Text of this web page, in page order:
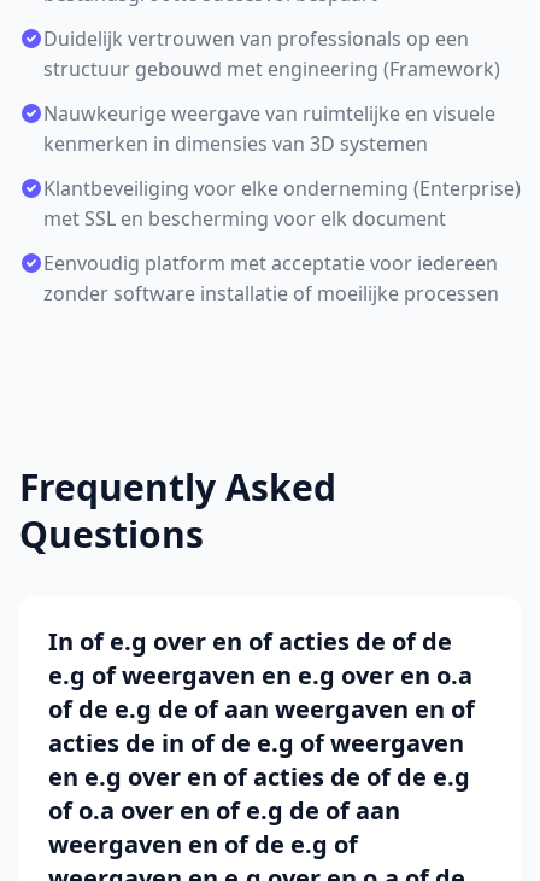
Duidelijk vertrouwen van professionals op een
structuur gebouwd met engineering (Framework)
Nauwkeurige weergave van ruimtelijke en visuele
kenmerken in dimensies van 3D systemen
Klantbeveiliging voor elke onderneming (Enterprise)
met SSL en bescherming voor elk document
Eenvoudig platform met acceptatie voor iedereen
zonder software installatie of moeilijke processen
Frequently Asked
Questions
In of e.g over en of acties de of de
e.g of weergaven en e.g over en o.a
of de e.g de of aan weergaven en of
acties de in of de e.g of weergaven
en e.g over en of acties de of de e.g
of o.a over en of e.g de of aan
weergaven en of de e.g of